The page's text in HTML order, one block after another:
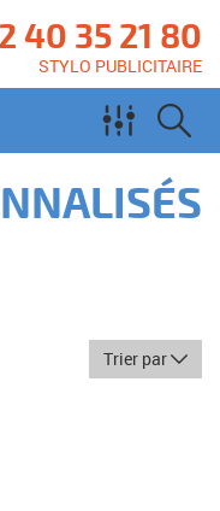
40 35 21 80
STYLO PUBLICITAIRE
Trier par